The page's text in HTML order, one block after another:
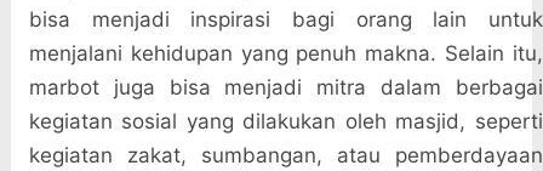
bisa menjadi inspirasi bagi orang lain untuk
menjalani kehidupan yang penuh makna. Selain itu,
marbot juga bisa menjadi mitra dalam berbagai
kegiatan sosial yang dilakukan oleh masjid, seperti
kegiatan zakat, sumbangan, atau pemberdayaan